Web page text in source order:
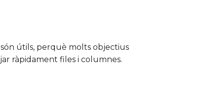
útils, perquè molts objectius
ràpidament files i columnes.